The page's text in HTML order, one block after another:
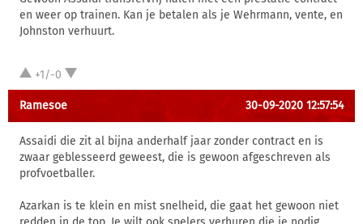
en weer op trainen. Kan je betalen als je Wehrmann, vente, en
Johnston verhuurt.
+1/-0
Ramesoe 30-09-2020 12:57:54
Assaidi die zit al bijna anderhalf jaar zonder contract en is
zwaar geblesseerd geweest, die is gewoon afgeschreven als
profvoetballer.
Azarkan is te klein en mist snelheid, die gaat het gewoon niet